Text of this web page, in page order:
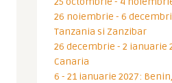
26 noiembrie - 6
Tanzania si Zanzibar
26 decembrie - 2 ianuarie
Canaria
6 - 21 ianuarie 2027: